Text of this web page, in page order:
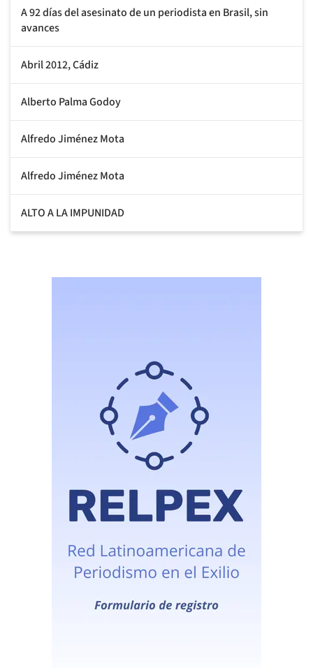
A 92 días del asesinato de un periodista en Brasil, sin
avances
Abril 2012, Cádiz
Alberto Palma Godoy
Alfredo Jiménez Mota
Alfredo Jiménez Mota
ALTO A LA IMPUNIDAD